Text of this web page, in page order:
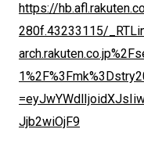
https://
280f.43233115/
Jjb2wiOjF9